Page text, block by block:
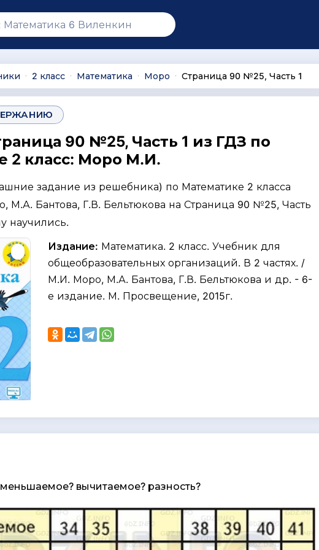
∙ 2 класс ∙ Математика ∙ Моро ∙ Страница 90 №25, Часть 1
90 №25, Часть 1 из ГДЗ по
2 класс: Моро М.И.
задание из решебника) по Математике 2 класса
М.А. Бантова, Г.В. Бельтюкова на Страница 90 №25, Часть
научились.
Издание: Математика. 2 класс. Учебник для
общеобразовательных организаций. В 2 частях. /
М.И. Моро, М.А. Бантова, Г.В. Бельтюкова и др. - 6-
е издание. М. Просвещение, 2015г.
вычитаемое? разность?